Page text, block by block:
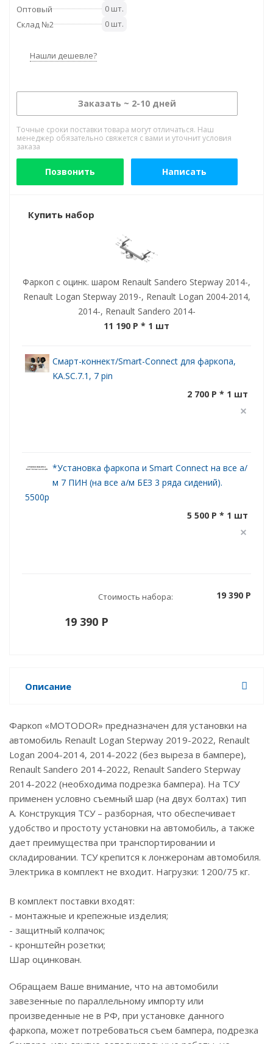
Оптовый
0 шт.
Склад №2
0 шт.
Нашли дешевле?
Заказать ~ 2-10 дней
Точные сроки поставки товара могут отличаться. Наш
менеджер обязательно свяжется с вами и уточнит условия
заказа
Позвонить Написать
Купить набор
Фаркоп с оцинк. шаром Renault Sandero Stepway 2014-,
Renault Logan Stepway 2019-, Renault Logan 2004-2014,
2014-, Renault Sandero 2014-
11 190 P * 1 шт
Смарт-коннект/Smart-Connect для фаркопа,
KA.SC.7.1, 7 pin
2 700 P * 1 шт
*Установка фаркопа и Smart Connect на все а/
м 7 ПИН (на все а/м БЕЗ 3 ряда сидений).
5500р
5 500 P * 1 шт
Стоимость набора: 19 390 P
19 390 P
Описание
Фаркоп «MOTODOR» предназначен для установки на
автомобиль Renault Logan Stepway 2019-2022, Renault
Logan 2004-2014, 2014-2022 (без выреза в бампере),
Renault Sandero 2014-2022, Renault Sandero Stepway
2014-2022 (необходима подрезка бампера). На ТСУ
применен условно съемный шар (на двух болтах) тип
А. Конструкция ТСУ – разборная, что обеспечивает
удобство и простоту установки на автомобиль, а также
дает преимущества при транспортировании и
складировании. ТСУ крепится к лонжеронам автомобиля.
Электрика в комплект не входит. Нагрузки: 1200/75 кг.
В комплект поставки входят:
- монтажные и крепежные изделия;
- защитный колпачок;
- кронштейн розетки;
Шар оцинкован.
Обращаем Ваше внимание, что на автомобили
завезенные по параллельному импорту или
произведенные не в РФ, при установке данного
фаркопа, может потребоваться съем бампера, подрезка